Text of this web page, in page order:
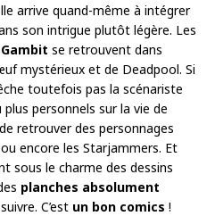
arrive quand-même à intégrer
son intrigue plutôt légère. Les
Gambit se retrouvent dans
mystérieux et de Deadpool. Si
toutefois pas la scénariste
personnels sur la vie de
retrouver des personnages
encore les Starjammers. Et
sous le charme des dessins
planches absolument
C’est un bon comics !